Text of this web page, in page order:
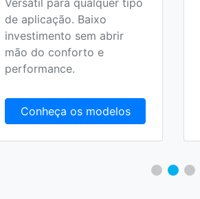
de aplicação. Baixo
investimento sem abrir
mão do conforto e
performance.
Conheça os modelos